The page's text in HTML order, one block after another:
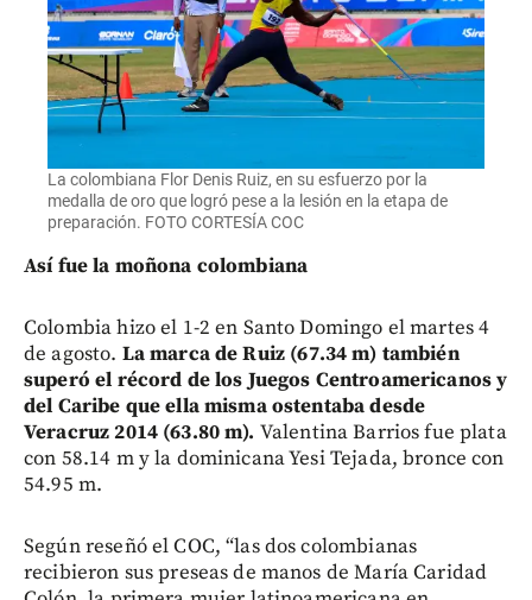
La colombiana Flor Denis Ruiz, en su esfuerzo por la
medalla de oro que logró pese a la lesión en la etapa de
preparación. FOTO CORTESÍA COC
Así fue la moñona colombiana
Colombia hizo el 1-2 en Santo Domingo el martes 4
de agosto. La marca de Ruiz (67.34 m) también
superó el récord de los Juegos Centroamericanos y
del Caribe que ella misma ostentaba desde
Veracruz 2014 (63.80 m). Valentina Barrios fue plata
con 58.14 m y la dominicana Yesi Tejada, bronce con
54.95 m.
Según reseñó el COC, “las dos colombianas
recibieron sus preseas de manos de María Caridad